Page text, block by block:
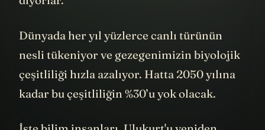
Dünyada her yıl yüzlerce canlı türünün
nesli tükeniyor ve gezegenimizin biyolojik
çeşitliliği hızla azalıyor. Hatta 2050 yılına